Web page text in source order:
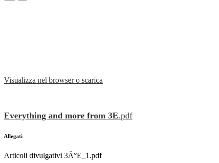
Visualizza nel browser o scarica
Everything and more from 3E.pdf
Allegati
Articoli divulgativi 3Â°E_1.pdf